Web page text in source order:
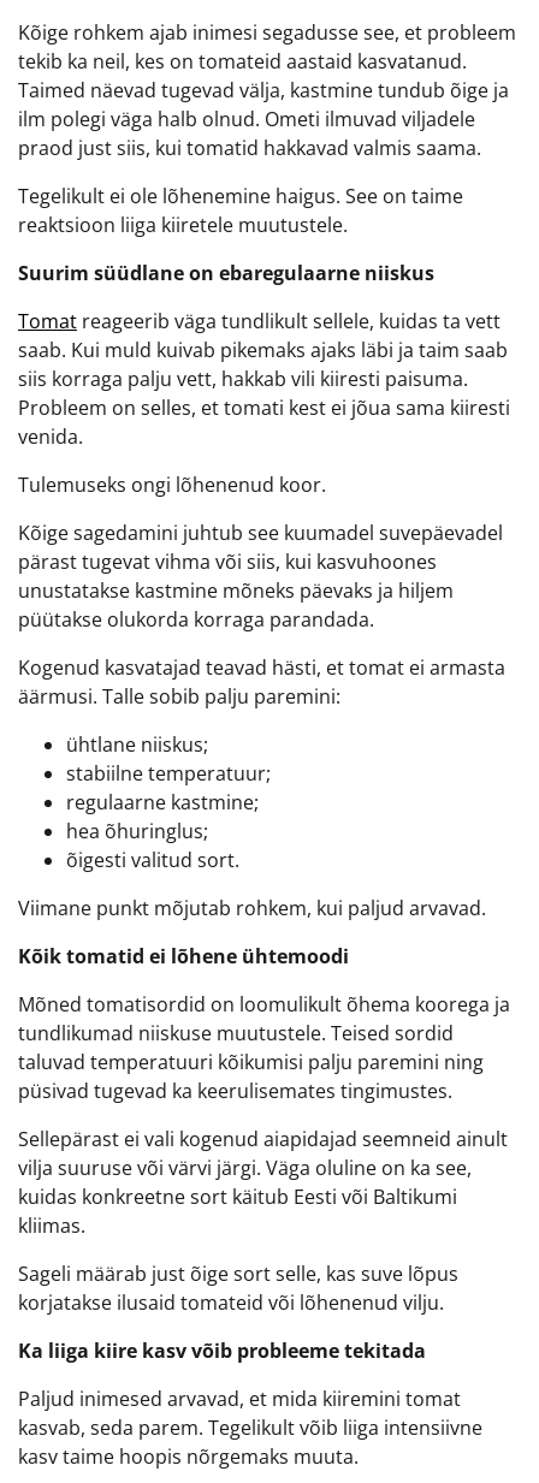
Kõige rohkem ajab inimesi segadusse see, et probleem
tekib ka neil, kes on tomateid aastaid kasvatanud.
Taimed näevad tugevad välja, kastmine tundub õige ja
ilm polegi väga halb olnud. Ometi ilmuvad viljadele
praod just siis, kui tomatid hakkavad valmis saama.
Tegelikult ei ole lõhenemine haigus. See on taime
reaktsioon liiga kiiretele muutustele.
Suurim süüdlane on ebaregulaarne niiskus
Tomat reageerib väga tundlikult sellele, kuidas ta vett
saab. Kui muld kuivab pikemaks ajaks läbi ja taim saab
siis korraga palju vett, hakkab vili kiiresti paisuma.
Probleem on selles, et tomati kest ei jõua sama kiiresti
venida.
Tulemuseks ongi lõhenenud koor.
Kõige sagedamini juhtub see kuumadel suvepäevadel
pärast tugevat vihma või siis, kui kasvuhoones
unustatakse kastmine mõneks päevaks ja hiljem
püütakse olukorda korraga parandada.
Kogenud kasvatajad teavad hästi, et tomat ei armasta
äärmusi. Talle sobib palju paremini:
ühtlane niiskus;
stabiilne temperatuur;
regulaarne kastmine;
hea õhuringlus;
õigesti valitud sort.
Viimane punkt mõjutab rohkem, kui paljud arvavad.
Kõik tomatid ei lõhene ühtemoodi
Mõned tomatisordid on loomulikult õhema koorega ja
tundlikumad niiskuse muutustele. Teised sordid
taluvad temperatuuri kõikumisi palju paremini ning
püsivad tugevad ka keerulisemates tingimustes.
Sellepärast ei vali kogenud aiapidajad seemneid ainult
vilja suuruse või värvi järgi. Väga oluline on ka see,
kuidas konkreetne sort käitub Eesti või Baltikumi
kliimas.
Sageli määrab just õige sort selle, kas suve lõpus
korjatakse ilusaid tomateid või lõhenenud vilju.
Ka liiga kiire kasv võib probleeme tekitada
Paljud inimesed arvavad, et mida kiiremini tomat
kasvab, seda parem. Tegelikult võib liiga intensiivne
kasv taime hoopis nõrgemaks muuta.